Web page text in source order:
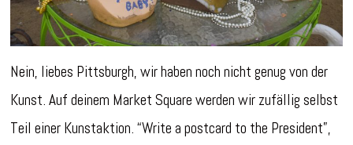
Nein, liebes Pittsburgh, wir haben noch nicht genug von der
Kunst. Auf deinem Market Square werden wir zufällig selbst
Teil einer Kunstaktion. “Write a postcard to the President”,